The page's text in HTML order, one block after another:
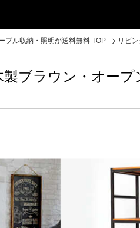
ブル収納・照明が送料無料 TOP リビ
ブラウン・オープ